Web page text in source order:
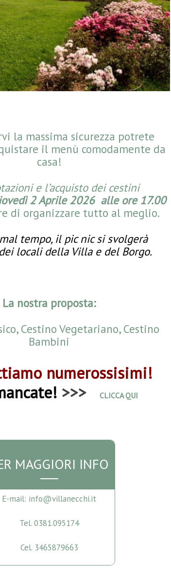
la massima sicurezza potrete
il menù comodamente da
casa!
e l’acquisto dei cestini
2 Aprile 2026 alle ore 17.00
di organizzare tutto al meglio.
tempo, il pic nic si svolgerà
locali della Villa e del Borgo.
La nostra proposta:
Cestino Vegetariano, Cestino
Bambini
numerossisimi!
>>> CLICCA QUI
MAGGIORI INFO
E-mail: info@villanecchi.it
Tel. 0381.095174
Cel. 3465879663